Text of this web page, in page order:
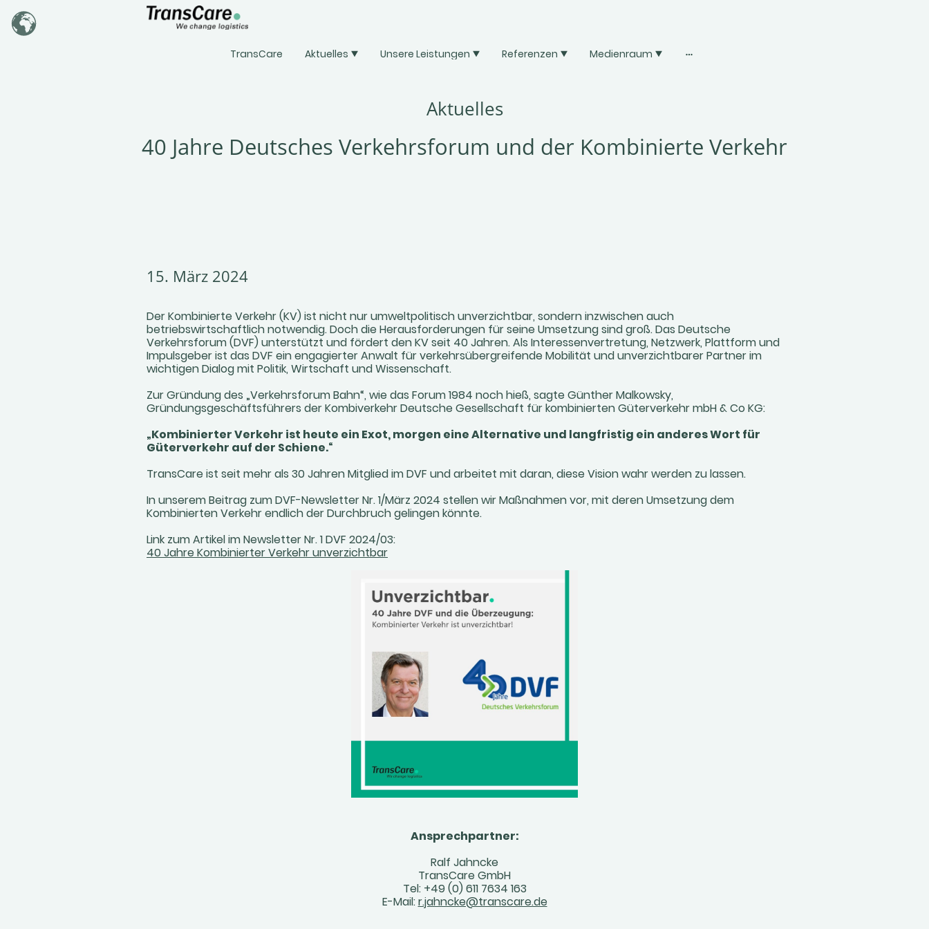
TransCare Aktuelles Unsere Leistungen Referenzen Medienraum
Aktuelles
40 Jahre Deutsches Verkehrsforum und der Kombinierte Verkehr
15. März 2024
Der Kombinierte Verkehr (KV) ist nicht nur umweltpolitisch unverzichtbar, sondern inzwischen auch
betriebswirtschaftlich notwendig. Doch die Herausforderungen für seine Umsetzung sind groß. Das Deutsche
Verkehrsforum (DVF) unterstützt und fördert den KV seit 40 Jahren. Als Interessenvertretung, Netzwerk, Plattform und
Impulsgeber ist das DVF ein engagierter Anwalt für verkehrsübergreifende Mobilität und unverzichtbarer Partner im
wichtigen Dialog mit Politik, Wirtschaft und Wissenschaft.
Zur Gründung des „Verkehrsforum Bahn“, wie das Forum 1984 noch hieß, sagte Günther Malkowsky,
Gründungsgeschäftsführers der Kombiverkehr Deutsche Gesellschaft für kombinierten Güterverkehr mbH & Co KG:
„Kombinierter Verkehr ist heute ein Exot, morgen eine Alternative und langfristig ein anderes Wort für
Güterverkehr auf der Schiene.“
TransCare ist seit mehr als 30 Jahren Mitglied im DVF und arbeitet mit daran, diese Vision wahr werden zu lassen.
In unserem Beitrag zum DVF-Newsletter Nr. 1/März 2024 stellen wir Maßnahmen vor, mit deren Umsetzung dem
Kombinierten Verkehr endlich der Durchbruch gelingen könnte.
Link zum Artikel im Newsletter Nr. 1 DVF 2024/03:
40 Jahre Kombinierter Verkehr unverzichtbar
Ansprechpartner:
Ralf Jahncke
TransCare GmbH
Tel: +49 (0) 611 7634 163
E-Mail:r.jahncke@transcare.de